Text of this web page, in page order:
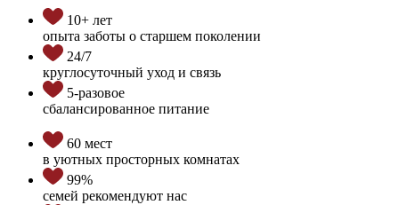
10+ лет
опыта заботы о старшем поколении
24/7
круглосуточный уход и связь
5-разовое
сбалансированное питание
60 мест
в уютных просторных комнатах
99%
семей рекомендуют нас